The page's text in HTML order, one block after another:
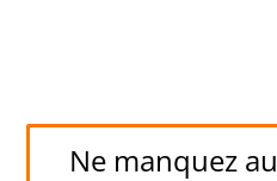
Ne manquez